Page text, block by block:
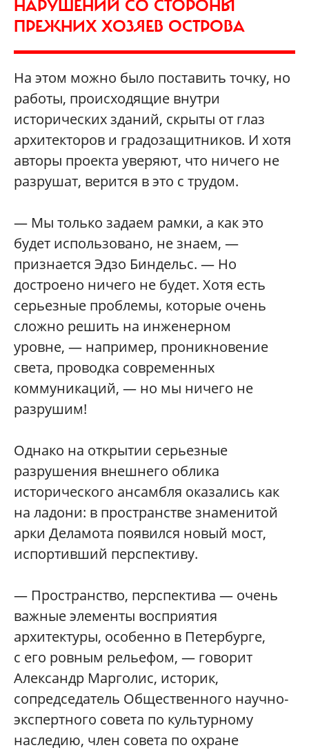
НАРУШЕНИЙ СО СТОРОНЫ
ПРЕЖНИХ ХОЗЯЕВ ОСТРОВА
На этом можно было поставить точку, но
работы, происходящие внутри
исторических зданий, скрыты от глаз
архитекторов и градозащитников. И хотя
авторы проекта уверяют, что ничего не
разрушат, верится в это с трудом.
— Мы только задаем рамки, а как это
будет использовано, не знаем, —
признается Эдзо Биндельс. — Но
достроено ничего не будет. Хотя есть
серьезные проблемы, которые очень
сложно решить на инженерном
уровне, — например, проникновение
света, проводка современных
коммуникаций, — но мы ничего не
разрушим!
Однако на открытии серьезные
разрушения внешнего облика
исторического ансамбля оказались как
на ладони: в пространстве знаменитой
арки Деламота появился новый мост,
испортивший перспективу.
— Пространство, перспектива — очень
важные элементы восприятия
архитектуры, особенно в Петербурге,
с его ровным рельефом, — говорит
Александр Марголис, историк,
сопредседатель Общественного научно-
экспертного совета по культурному
наследию, член совета по охране